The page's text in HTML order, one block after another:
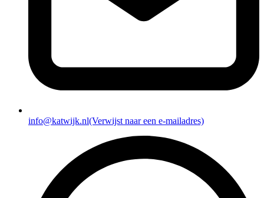
info@katwijk.nl(Verwijst naar een e-mailadres)